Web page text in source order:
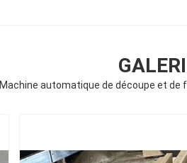
Machine automatique de découpe et de